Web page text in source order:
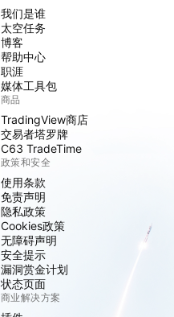
我们是谁
太空任务
博客
帮助中心
职涯
媒体工具包
商品
TradingView商店
交易者塔罗牌
C63 TradeTime
政策和安全
使用条款
免责声明
隐私政策
Cookies政策
无障碍声明
安全提示
漏洞赏金计划
状态页面
商业解决方案